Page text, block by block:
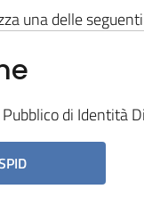
una delle
di Identità